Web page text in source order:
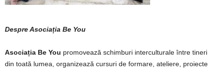
Despre Asociația Be You
Asociația Be You promovează schimburi interculturale între tineri
din toată lumea, organizează cursuri de formare, ateliere, proiecte